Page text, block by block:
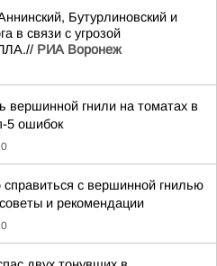
Бутурлиновский и
в связи с угрозой
РИА Воронеж
вершинной гнили на томатах в
5 ошибок
справиться с вершинной гнилью
и рекомендации